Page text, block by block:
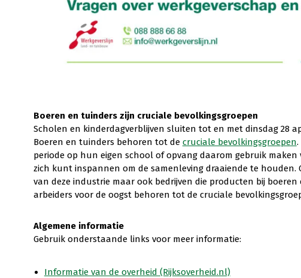
Boeren en tuinders zijn cruciale bevolkingsgroepen
Scholen en kinderdagverblijven sluiten tot en met dinsdag 28
Boeren en tuinders behoren tot de cruciale bevolkingsgroepen
periode op hun eigen school of opvang daarom gebruik
zich kunt inspannen om de samenleving draaiende te
van deze industrie maar ook bedrijven die producten bij
arbeiders voor de oogst behoren tot de cruciale
Algemene informatie
Gebruik onderstaande links voor meer informatie:
Informatie van de overheid (Rijksoverheid.nl)